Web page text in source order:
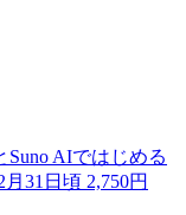
Suno AIではじめる
月31日頃 2,750円